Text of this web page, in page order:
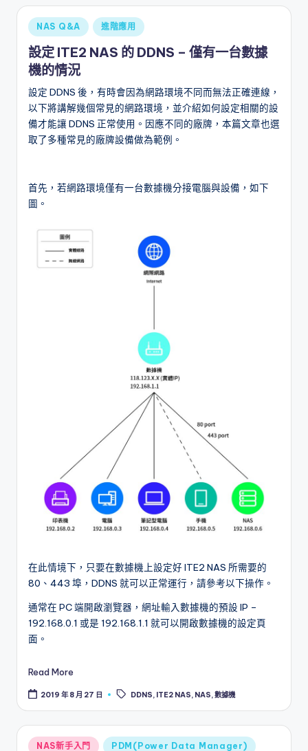
Posted
in
NAS Q&A 進階應用
設定 ITE2 NAS 的 DDNS – 僅有一台數據
機的情況
設定 DDNS 後，有時會因為網路環境不同而無法正確連線，
以下將講解幾個常見的網路環境，並介紹如何設定相關的設
備才能讓 DDNS 正常使用。因應不同的廠牌，本篇文章也選
取了多種常見的廠牌設備做為範例。
首先，若網路環境僅有一台數據機分接電腦與設備，如下
圖。
在此情境下，只要在數據機上設定好 ITE2 NAS 所需要的
80、443 埠，DDNS 就可以正常運行，請參考以下操作。
通常在 PC 端開啟瀏覽器，網址輸入數據機的預設 IP –
192.168.0.1 或是 192.168.1.1 就可以開啟數據機的設定頁
面。
Read More
2019 年 8 月 27 日
Tags: DDNS, ITE2 NAS, NAS,數據機
Posted
NAS新手入門 PDM(Power Data Manager)